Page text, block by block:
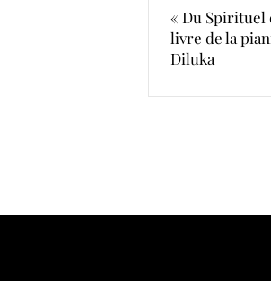
« Du Spirituel
livre de la
Diluka